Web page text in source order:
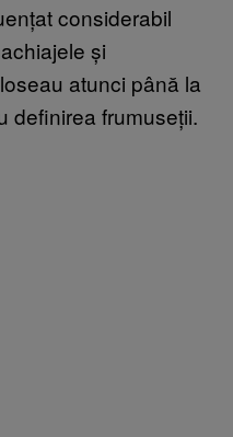
considerabil
și
atunci până la
definirea frumuseții.